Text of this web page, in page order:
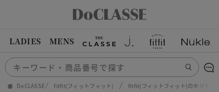
LADIES MENS
DoCLASSE fitfit(フィットフィット) fitfit(フィットフィット)のホリデイ